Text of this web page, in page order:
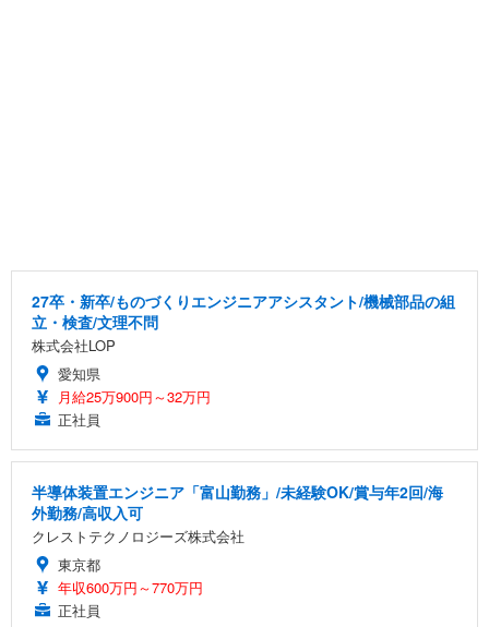
27卒・新卒/ものづくりエンジニアアシスタント/機械部品の組
立・検査/文理不問
株式会社LOP
愛知県
月給25万900円～32万円
正社員
半導体装置エンジニア「富山勤務」/未経験OK/賞与年2回/海
外勤務/高収入可
クレストテクノロジーズ株式会社
東京都
年収600万円～770万円
正社員